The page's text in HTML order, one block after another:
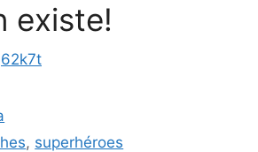
existe!
62k7t
, superhéroes